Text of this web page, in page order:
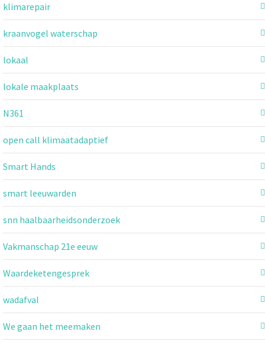
klimarepair
kraanvogel waterschap
lokaal
lokale maakplaats
N361
open call klimaatadaptief
Smart Hands
smart leeuwarden
snn haalbaarheidsonderzoek
Vakmanschap 21e eeuw
Waardeketengesprek
wadafval
We gaan het meemaken